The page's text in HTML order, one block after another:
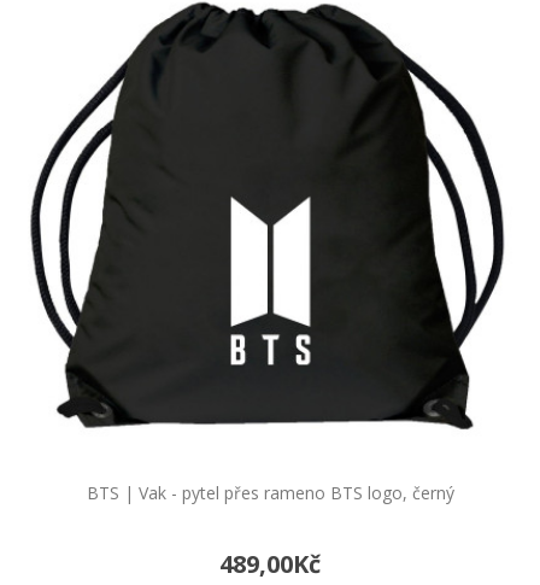
BTS | Vak - pytel přes rameno BTS logo, černý
489,00Kč